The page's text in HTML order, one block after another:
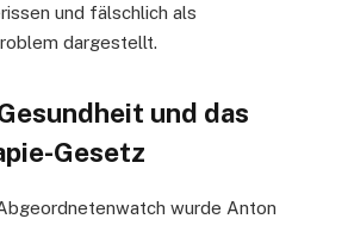
und fälschlich als
dargestellt.
und das
Gesetz
wurde Anton